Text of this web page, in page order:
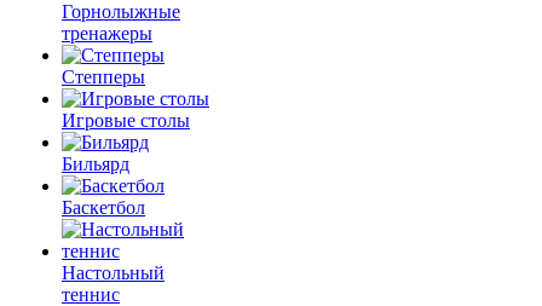
Горнолыжные
тренажеры
Степперы
Игровые столы
Бильярд
Баскетбол
Настольный
теннис